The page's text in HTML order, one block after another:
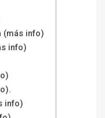
(más info)
info)
info)